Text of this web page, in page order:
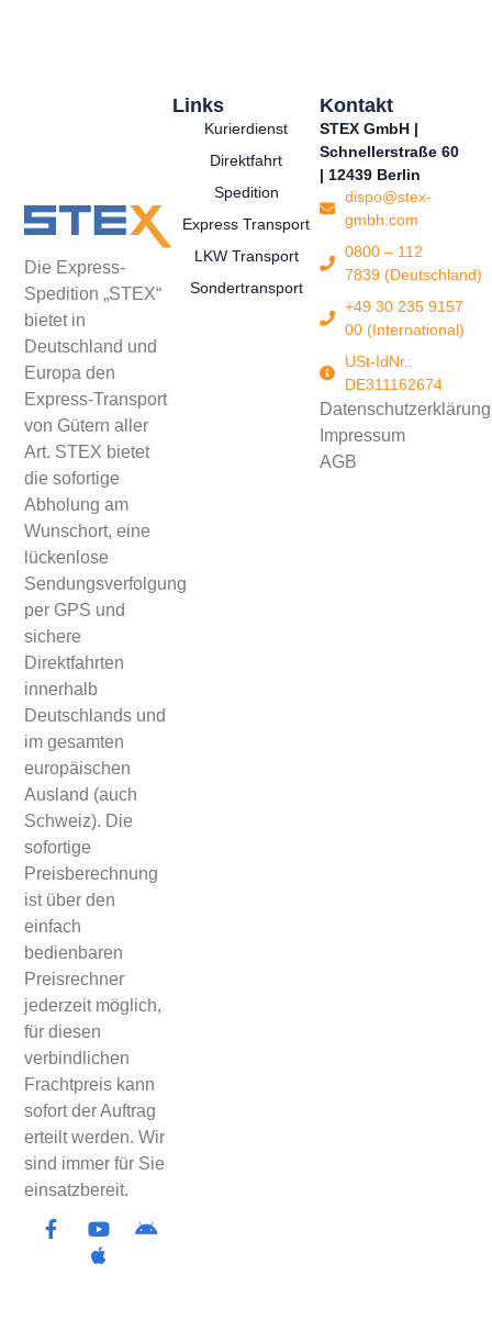
Die Express-
Spedition „STEX“
bietet in
Deutschland und
Europa den
Express-Transport
von Gütern aller
Art. STEX bietet
die sofortige
Abholung am
Wunschort, eine
lückenlose
Sendungsverfolgung
per GPS und
sichere
Direktfahrten
innerhalb
Deutschlands und
im gesamten
europäischen
Ausland (auch
Schweiz). Die
sofortige
Preisberechnung
ist über den
einfach
bedienbaren
Preisrechner
jederzeit möglich,
für diesen
verbindlichen
Frachtpreis kann
sofort der Auftrag
erteilt werden. Wir
sind immer für Sie
einsatzbereit.
Links
Kurierdienst
Direktfahrt
Spedition
Express Transport
LKW Transport
Sondertransport
Kontakt
STEX GmbH |
Schnellerstraße 60
| 12439 Berlin
dispo@stex-
gmbh.com
0800 – 112
7839 (Deutschland)
+49 30 235 9157
00 (International)
USt-IdNr.:
DE311162674
Datenschutzerklärung
Impressum
AGB